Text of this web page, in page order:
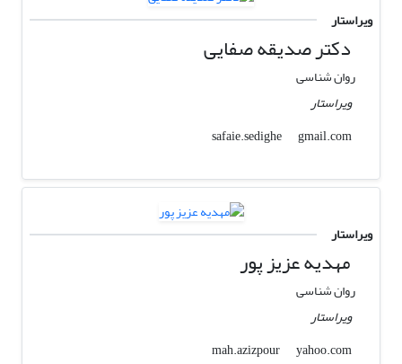
ویراستار
دکتر صدیقه صفایی
روان شناسی
ویراستار
safaie.sedighe
gmail.com
ویراستار
مهدیه عزیز پور
روان شناسی
ویراستار
mah.azizpour
yahoo.com